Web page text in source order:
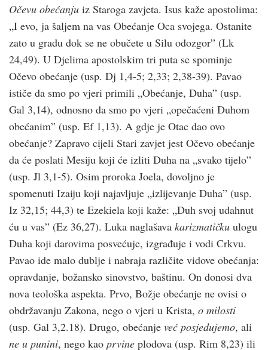
Očevu obećanju iz Staroga zavjeta. Isus kaže apostolima:
„I evo, ja šaljem na vas Obećanje Oca svojega. Ostanite
zato u gradu dok se ne obučete u Silu odozgor” (Lk
24,49). U Djelima apostolskim tri puta se spominje
Očevo obećanje (usp. Dj 1,4-5; 2,33; 2,38-39). Pavao
ističe da smo po vjeri primili „Obećanje, Duha” (usp.
Gal 3,14), odnosno da smo po vjeri „opečaćeni Duhom
obećanim” (usp. Ef 1,13). A gdje je Otac dao ovo
obećanje? Zapravo cijeli Stari zavjet jest Očevo obećanje
da će poslati Mesiju koji će izliti Duha na „svako tijelo”
(usp. Jl 3,1-5). Osim proroka Joela, dovoljno je
spomenuti Izaiju koji najavljuje „izlijevanje Duha” (usp.
Iz 32,15; 44,3) te Ezekiela koji kaže: „Duh svoj udahnut
ću u vas” (Ez 36,27). Luka naglašava karizmatičku ulogu
Duha koji darovima posvećuje, izgrađuje i vodi Crkvu.
Pavao ide malo dublje i nabraja različite vidove obećanja:
opravdanje, božansko sinovstvo, baštinu. On donosi dva
nova teološka aspekta. Prvo, Božje obećanje ne ovisi o
obdržavanju Zakona, nego o vjeri u Krista, o milosti
(usp. Gal 3,2.18). Drugo, obećanje već posjedujemo, ali
ne u punini, nego kao prvine plodova (usp. Rim 8,23) ili